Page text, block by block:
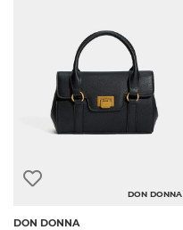
DON DONNA
DON DONNA